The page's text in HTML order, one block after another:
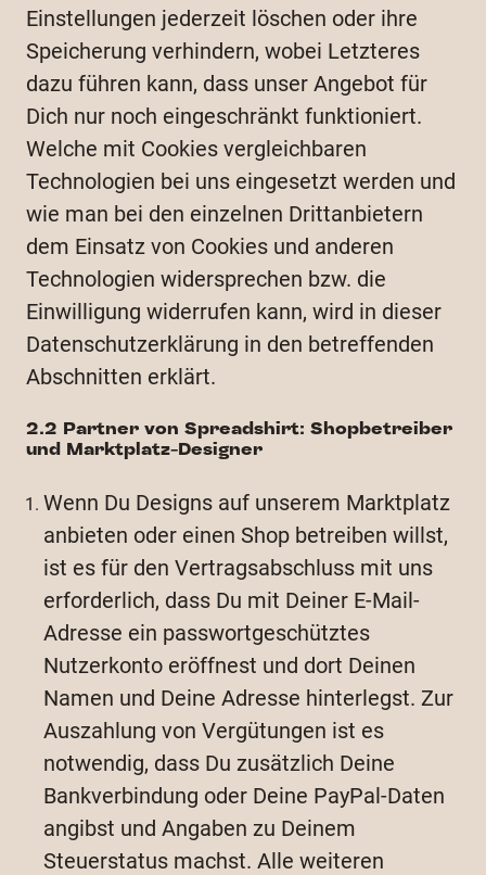
Einstellungen jederzeit löschen oder ihre
Speicherung verhindern, wobei Letzteres
dazu führen kann, dass unser Angebot für
Dich nur noch eingeschränkt funktioniert.
Welche mit Cookies vergleichbaren
Technologien bei uns eingesetzt werden und
wie man bei den einzelnen Drittanbietern
dem Einsatz von Cookies und anderen
Technologien widersprechen bzw. die
Einwilligung widerrufen kann, wird in dieser
Datenschutzerklärung in den betreffenden
Abschnitten erklärt.
2.2 Partner von Spreadshirt: Shopbetreiber
und Marktplatz-Designer
Wenn Du Designs auf unserem Marktplatz
anbieten oder einen Shop betreiben willst,
ist es für den Vertragsabschluss mit uns
erforderlich, dass Du mit Deiner E-Mail-
Adresse ein passwortgeschütztes
Nutzerkonto eröffnest und dort Deinen
Namen und Deine Adresse hinterlegst. Zur
Auszahlung von Vergütungen ist es
notwendig, dass Du zusätzlich Deine
Bankverbindung oder Deine PayPal-Daten
angibst und Angaben zu Deinem
Steuerstatus machst. Alle weiteren